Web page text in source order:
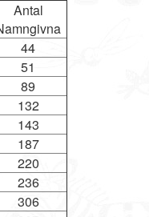
Antal
44
51
89
132
143
187
220
236
306